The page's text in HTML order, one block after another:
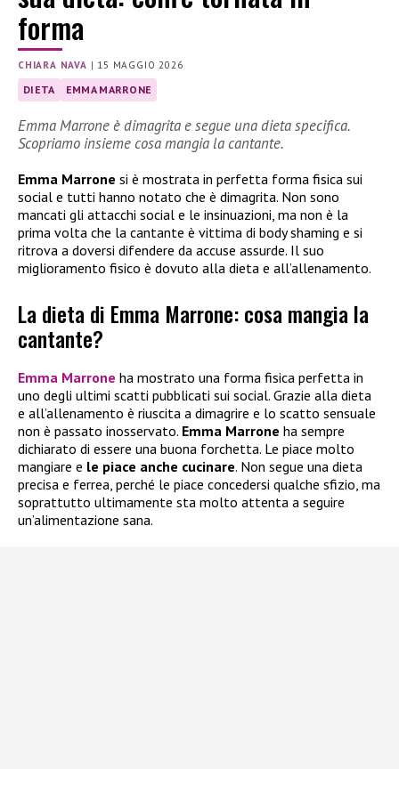
forma
CHIARA NAVA | 15 MAGGIO 2026
DIETA EMMA MARRONE
Emma Marrone è dimagrita e segue una dieta specifica.
Scopriamo insieme cosa mangia la cantante.
Emma Marrone si è mostrata in perfetta forma fisica sui
social e tutti hanno notato che è dimagrita. Non sono
mancati gli attacchi social e le insinuazioni, ma non è la
prima volta che la cantante è vittima di body shaming e si
ritrova a doversi difendere da accuse assurde. Il suo
miglioramento fisico è dovuto alla dieta e all’allenamento.
La dieta di Emma Marrone: cosa mangia la
cantante?
Emma Marrone ha mostrato una forma fisica perfetta in
uno degli ultimi scatti pubblicati sui social. Grazie alla dieta
e all’allenamento è riuscita a dimagrire e lo scatto sensuale
non è passato inosservato. Emma Marrone ha sempre
dichiarato di essere una buona forchetta. Le piace molto
mangiare e le piace anche cucinare. Non segue una dieta
precisa e ferrea, perché le piace concedersi qualche sfizio, ma
soprattutto ultimamente sta molto attenta a seguire
un’alimentazione sana.